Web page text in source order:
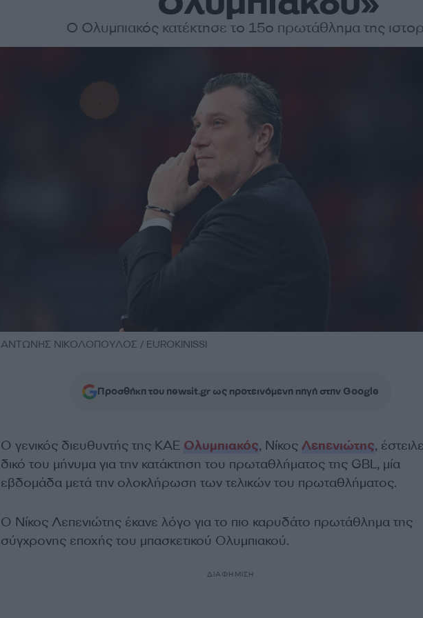
Ο Ολυμπιακός κατέκτησε το 15ο πρωτάθλημα της
ΑΝΤΩΝΗΣ ΝΙΚΟΛΟΠΟΥΛΟΣ / EUROKINISSI
Προσθήκη του newsit.gr ως προτεινόμενη πηγή στην Google
Ο γενικός διευθυντής της ΚΑΕ Ολυμπιακός, Νίκος Λεπενιώτης,
δικό του μήνυμα για την κατάκτηση του πρωταθλήματος της GBL, μία
εβδομάδα μετά την ολοκλήρωση των τελικών του πρωταθλήματος.
Ο Νίκος Λεπενιώτης έκανε λόγο για το πιο καρυδάτο πρωτάθλημα της
σύγχρονης εποχής του μπασκετικού Ολυμπιακού.
ΔΙΑΦΗΜΙΣΗ